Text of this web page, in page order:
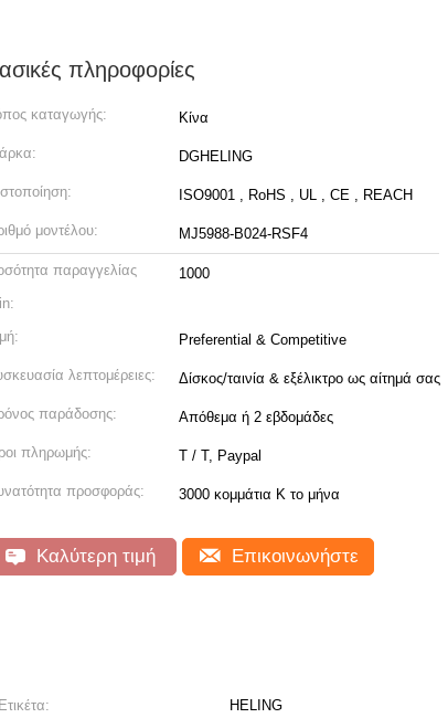
πληροφορίες
καταγωγής: Κίνα
DGHELING
ISO9001 , RoHS , UL , CE , REACH
μοντέλου: MJ5988-B024-RSF4
παραγγελίας
1000
Preferential & Competitive
λεπτομέρειες: Δίσκος/ταινία & εξέλικτρο ως αίτημά σας
παράδοσης: Απόθεμα ή 2 εβδομάδες
πληρωμής: T / Τ, Paypal
προσφοράς: 3000 κομμάτια Κ το μήνα
Καλύτερη τιμή Επικοινωνήστε
Ετικέτα:
HELING